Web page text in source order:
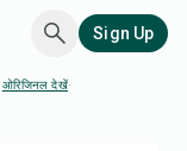
Sign Up
ओरिजिनल देखें·